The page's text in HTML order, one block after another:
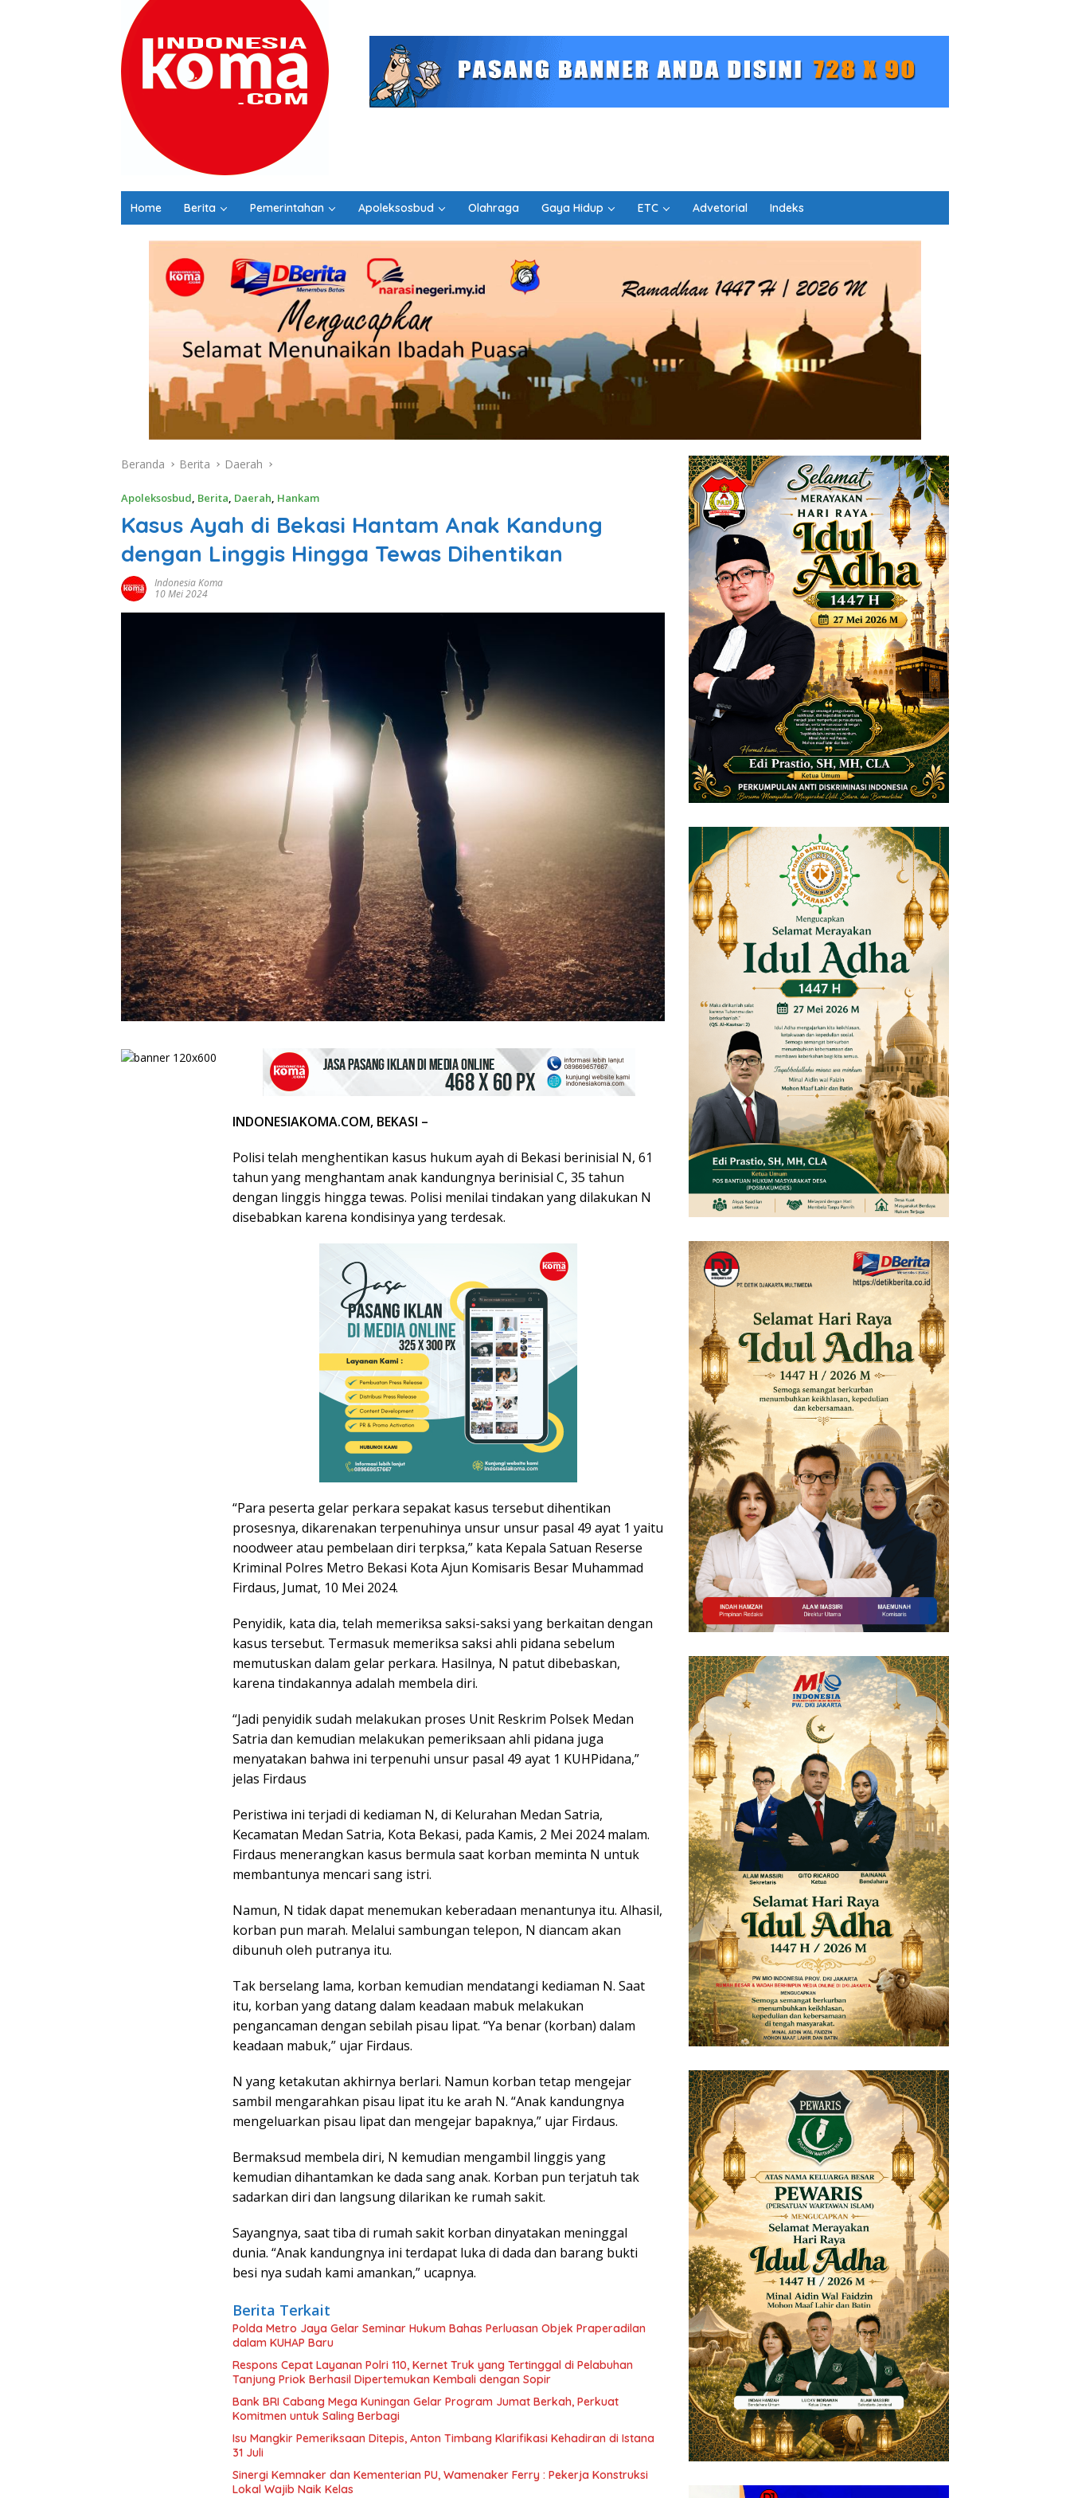
Home Berita Pemerintahan Apoleksosbud Olahraga Gaya Hidup ETC Advetorial Indeks
Beranda Berita Daerah
Apoleksosbud, Berita, Daerah, Hankam
Kasus Ayah di Bekasi Hantam Anak Kandung
dengan Linggis Hingga Tewas Dihentikan
Indonesia Koma
10 Mei 2024
INDONESIAKOMA.COM, BEKASI –
Polisi telah menghentikan kasus hukum ayah di Bekasi berinisial N, 61
tahun yang menghantam anak kandungnya berinisial C, 35 tahun
dengan linggis hingga tewas. Polisi menilai tindakan yang dilakukan N
disebabkan karena kondisinya yang terdesak.
“Para peserta gelar perkara sepakat kasus tersebut dihentikan
prosesnya, dikarenakan terpenuhinya unsur unsur pasal 49 ayat 1 yaitu
noodweer atau pembelaan diri terpksa,” kata Kepala Satuan Reserse
Kriminal Polres Metro Bekasi Kota Ajun Komisaris Besar Muhammad
Firdaus, Jumat, 10 Mei 2024.
Penyidik, kata dia, telah memeriksa saksi-saksi yang berkaitan dengan
kasus tersebut. Termasuk memeriksa saksi ahli pidana sebelum
memutuskan dalam gelar perkara. Hasilnya, N patut dibebaskan,
karena tindakannya adalah membela diri.
“Jadi penyidik sudah melakukan proses Unit Reskrim Polsek Medan
Satria dan kemudian melakukan pemeriksaan ahli pidana juga
menyatakan bahwa ini terpenuhi unsur pasal 49 ayat 1 KUHPidana,”
jelas Firdaus
Peristiwa ini terjadi di kediaman N, di Kelurahan Medan Satria,
Kecamatan Medan Satria, Kota Bekasi, pada Kamis, 2 Mei 2024 malam.
Firdaus menerangkan kasus bermula saat korban meminta N untuk
membantunya mencari sang istri.
Namun, N tidak dapat menemukan keberadaan menantunya itu. Alhasil,
korban pun marah. Melalui sambungan telepon, N diancam akan
dibunuh oleh putranya itu.
Tak berselang lama, korban kemudian mendatangi kediaman N. Saat
itu, korban yang datang dalam keadaan mabuk melakukan
pengancaman dengan sebilah pisau lipat. “Ya benar (korban) dalam
keadaan mabuk,” ujar Firdaus.
N yang ketakutan akhirnya berlari. Namun korban tetap mengejar
sambil mengarahkan pisau lipat itu ke arah N. “Anak kandungnya
mengeluarkan pisau lipat dan mengejar bapaknya,” ujar Firdaus.
Bermaksud membela diri, N kemudian mengambil linggis yang
kemudian dihantamkan ke dada sang anak. Korban pun terjatuh tak
sadarkan diri dan langsung dilarikan ke rumah sakit.
Sayangnya, saat tiba di rumah sakit korban dinyatakan meninggal
dunia. “Anak kandungnya ini terdapat luka di dada dan barang bukti
besi nya sudah kami amankan,” ucapnya.
Berita Terkait
Polda Metro Jaya Gelar Seminar Hukum Bahas Perluasan Objek Praperadilan
dalam KUHAP Baru
Respons Cepat Layanan Polri 110, Kernet Truk yang Tertinggal di Pelabuhan
Tanjung Priok Berhasil Dipertemukan Kembali dengan Sopir
Bank BRI Cabang Mega Kuningan Gelar Program Jumat Berkah, Perkuat
Komitmen untuk Saling Berbagi
Isu Mangkir Pemeriksaan Ditepis, Anton Timbang Klarifikasi Kehadiran di Istana
31 Juli
Sinergi Kemnaker dan Kementerian PU, Wamenaker Ferry : Pekerja Konstruksi
Lokal Wajib Naik Kelas